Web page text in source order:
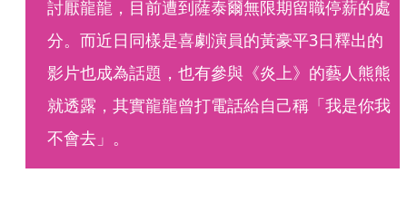
討厭龍龍，目前遭到薩泰爾無限期留職停薪的處
分。而近日同樣是喜劇演員的黃豪平3日釋出的
影片也成為話題，也有參與《炎上》的藝人熊熊
就透露，其實龍龍曾打電話給自己稱「我是你我
不會去」。